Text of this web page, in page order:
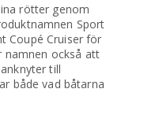
rötter genom
Sport
Coupé Cruiser för
namnen också att
till
både vad båtarna